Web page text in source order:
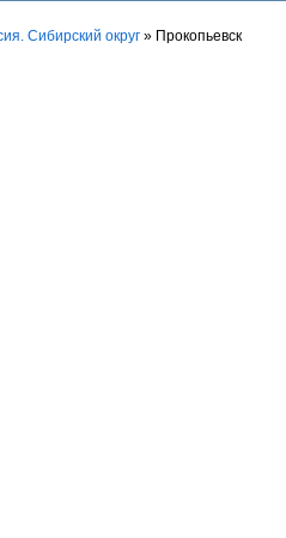
Сибирский округ » Прокопьевск